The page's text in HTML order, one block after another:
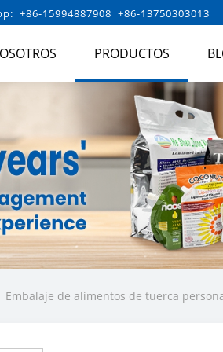
+86-15994887908 +86-13750303013
PRODUCTOS
Embalaje de alimentos de tuerca